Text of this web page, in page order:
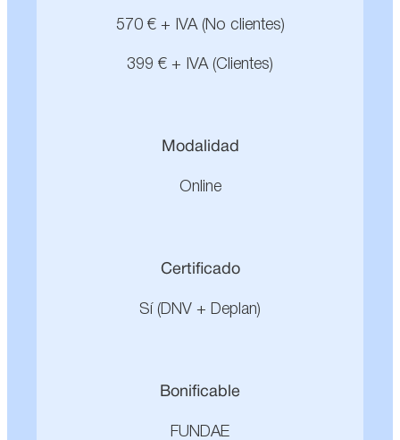
570 € + IVA (No clientes)
399 € + IVA (Clientes)
Modalidad
Online
Certificado
Sí (DNV + Deplan)
Bonificable
FUNDAE